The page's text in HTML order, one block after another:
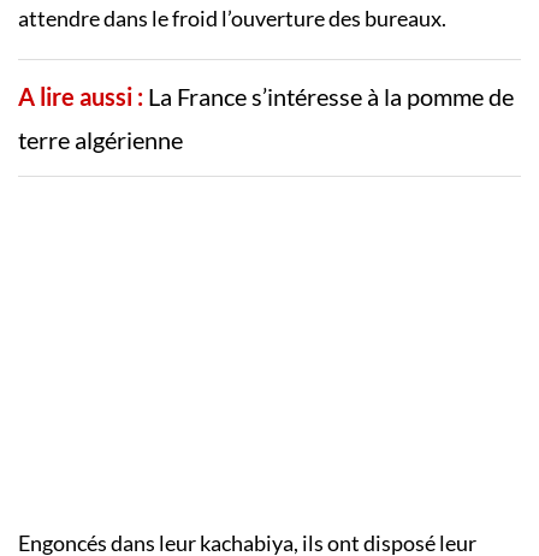
attendre dans le froid l’ouverture des bureaux.
A lire aussi : La France s’intéresse à la pomme de
terre algérienne
Engoncés dans leur kachabiya, ils ont disposé leur